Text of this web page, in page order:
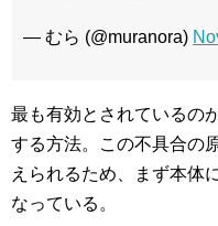
— むら (@muranora)
最も有効とされているの
する方法。この不具合の
えられるため、まず本体
なっている。